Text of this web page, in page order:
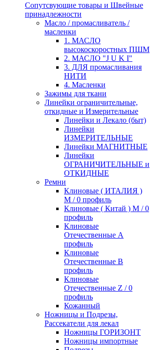
Сопутсвующие товары и Швейные
принадлежности
Масло / промасливатель /
масленки
1. МАСЛО
высокоскоростных ПШМ
2. МАСЛО "J U K I"
3. ДЛЯ промасливания
НИТИ
4. Масленки
Зажимы для ткани
Линейки ограничительные,
откидные и Измерительные
Линейки и Лекало (быт)
Линейки
ИЗМЕРИТЕЛЬНЫЕ
Линейки МАГНИТНЫЕ
Линейки
ОГРАНИЧИТЕЛЬНЫЕ и
ОТКИДНЫЕ
Ремни
Клиновые ( ИТАЛИЯ )
М / 0 профиль
Клиновые ( Китай ) М / 0
профиль
Клиновые
Отечественные А
профиль
Клиновые
Отечественные В
профиль
Клиновые
Отечественные Z / 0
профиль
Кожанный
Ножницы и Подрезы,
Рассекатели для лекал
Ножницы ГОРИЗОНТ
Ножницы импортные